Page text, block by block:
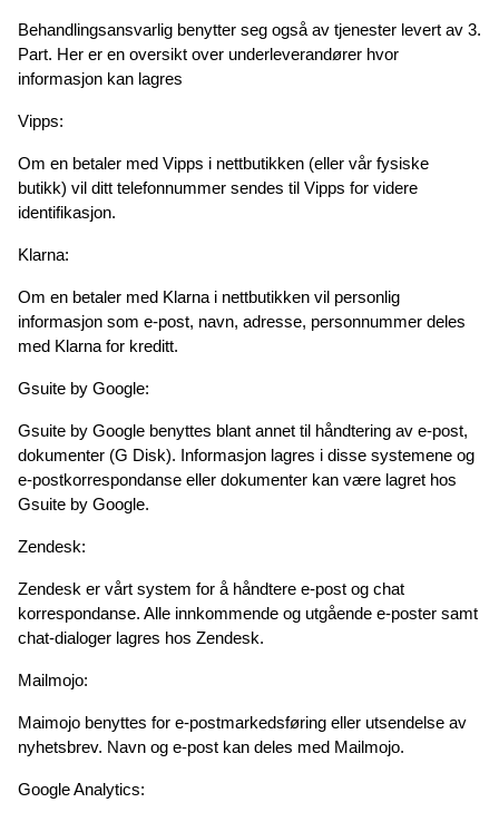
Behandlingsansvarlig benytter seg også av tjenester levert av 3.
Part. Her er en oversikt over underleverandører hvor
informasjon kan lagres
Vipps:
Om en betaler med Vipps i nettbutikken (eller vår fysiske
butikk) vil ditt telefonnummer sendes til Vipps for videre
identifikasjon.
Klarna:
Om en betaler med Klarna i nettbutikken vil personlig
informasjon som e-post, navn, adresse, personnummer deles
med Klarna for kreditt.
Gsuite by Google:
Gsuite by Google benyttes blant annet til håndtering av e-post,
dokumenter (G Disk). Informasjon lagres i disse systemene og
e-postkorrespondanse eller dokumenter kan være lagret hos
Gsuite by Google.
Zendesk:
Zendesk er vårt system for å håndtere e-post og chat
korrespondanse. Alle innkommende og utgående e-poster samt
chat-dialoger lagres hos Zendesk.
Mailmojo:
Maimojo benyttes for e-postmarkedsføring eller utsendelse av
nyhetsbrev. Navn og e-post kan deles med Mailmojo.
Google Analytics: